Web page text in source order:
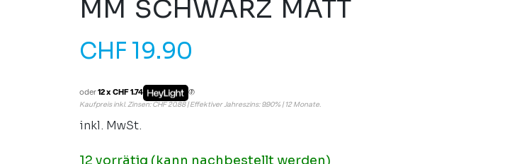
MM SCHWARZ MATT
CHF 19.90
oder12 x CHF 1.74
Kaufpreis inkl. Zinsen: CHF 20.88 | Effektiver Jahreszins: 9.90% | 12 Monate.
inkl. MwSt.
12 vorrätig (kann nachbestellt werden)